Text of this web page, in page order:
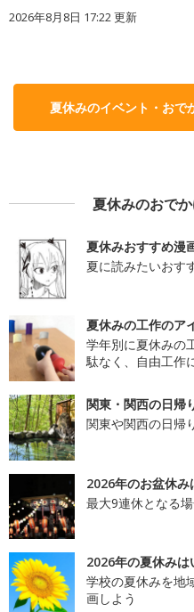
2026年8月8日 17:22更新
夏休みのイベント・おで
夏休みのおで
夏休みおすすめ漫
夏に読みたいおす
夏休みの工作のア
学年別に夏休みの
駄なく、自由工作
関東・関西の日帰
関東や関西の日帰
2026年のお盆休み
最大9連休となる
2026年の夏休みは
学校の夏休みを地
画しよう